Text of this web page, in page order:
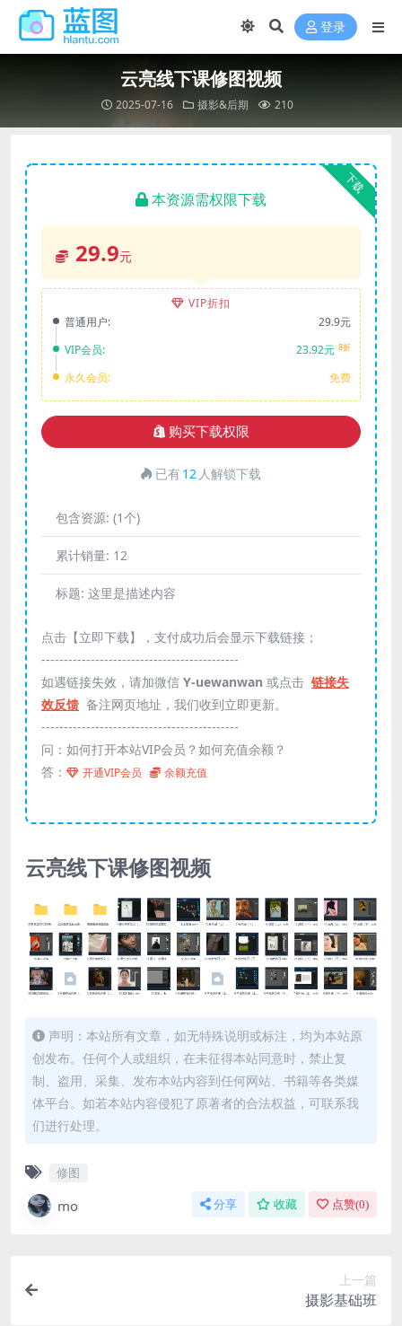
登录
云亮线下课修图视频
2025-07-16 摄影&后期 210
下载
本资源需权限下载
29.9元
VIP折扣
普通用户:
29.9元
VIP会员:
23.92元 8折
永久会员: 免费
购买下载权限
已有12 人解锁下载
包含资源: (1个)
累计销量: 12
标题: 这里是描述内容
点击【立即下载】，支付成功后会显示下载链接；
--------------------------------------------
如遇链接失效，请加微信 Y-uewanwan 或点击 链接失
效反馈 备注网页地址，我们收到立即更新。
--------------------------------------------
问：如何打开本站VIP会员？如何充值余额？
答：
开通VIP会员 余额充值
云亮线下课修图视频
声明：本站所有文章，如无特殊说明或标注，均为本站原
创发布。任何个人或组织，在未征得本站同意时，禁止复
制、盗用、采集、发布本站内容到任何网站、书籍等各类媒
体平台。如若本站内容侵犯了原著者的合法权益，可联系我
们进行处理。
修图
mo 分享 收藏 点赞(0)
上一篇
摄影基础班